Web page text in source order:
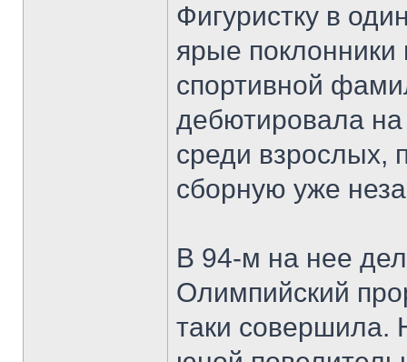
Фигуристку в
ярые поклонники
спортивной
дебютировала
среди взрослых,
сборную уже
В 94-м на нее
Олимпийский
таки совершила.